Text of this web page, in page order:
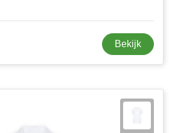
Bekijk